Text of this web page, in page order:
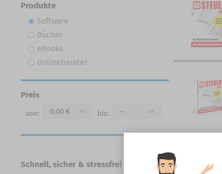
Produkte
Software
Bücher
eBooks
Onlineberater
Preis
von: 0,00 € bis: --
Schnell, sicher & stressfrei zur Steuererklärung